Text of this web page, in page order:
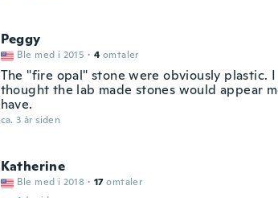
Peggy
Ble med i 2015 · 4 omtaler
The "fire opal" stone were obviously plastic.
thought the lab made stones would appear
have.
ca. 3 år siden
Katherine
Ble med i 2018 · 17 omtaler